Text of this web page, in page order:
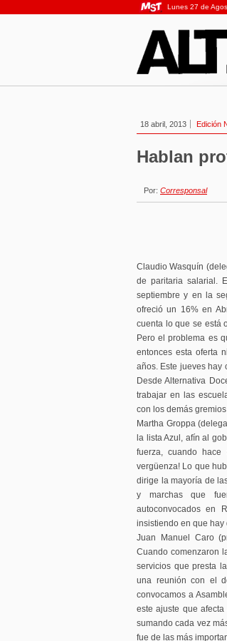
Lunes 27 de
18 abril, 2013 Edición
Hablan
Por: Corresponsal
Claudio Wasquín
de paritaria salarial.
septiembre y en la
ofreció un 16% en
cuenta lo que se está
Pero el problema es
entonces esta oferta
años. Este jueves hay
Desde Alternativa
trabajar en las
con los demás
Martha Groppa
la lista Azul, afín al
fuerza, cuando
vergüenza! Lo que
dirige la mayoría de
y marchas que
autoconvocados en
insistiendo en que hay
Juan Manuel Caro
Cuando comenzaron
servicios que presta
una reunión con el
convocamos a
este ajuste que
sumando cada vez
fue de las más